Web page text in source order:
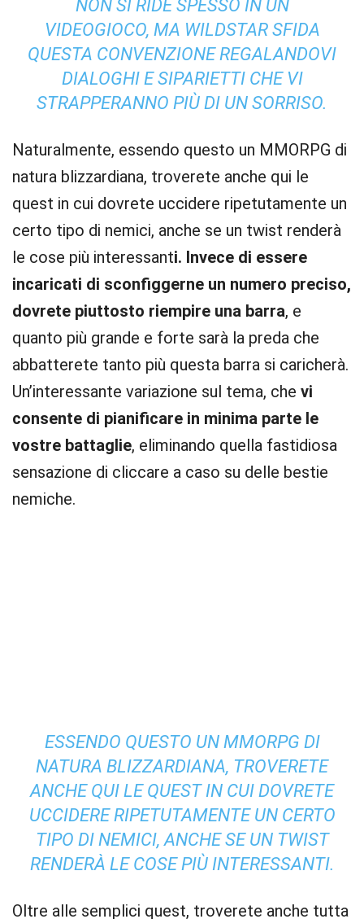
NON SI RIDE SPESSO IN UN
VIDEOGIOCO, MA WILDSTAR SFIDA
QUESTA CONVENZIONE REGALANDOVI
DIALOGHI E SIPARIETTI CHE VI
STRAPPERANNO PIÙ DI UN SORRISO.
Naturalmente, essendo questo un MMORPG di
natura blizzardiana, troverete anche qui le
quest in cui dovrete uccidere ripetutamente un
certo tipo di nemici, anche se un twist renderà
le cose più interessanti. Invece di essere
incaricati di sconfiggerne un numero preciso,
dovrete piuttosto riempire una barra, e
quanto più grande e forte sarà la preda che
abbatterete tanto più questa barra si caricherà.
Un’interessante variazione sul tema, che vi
consente di pianificare in minima parte le
vostre battaglie, eliminando quella fastidiosa
sensazione di cliccare a caso su delle bestie
nemiche.
ESSENDO QUESTO UN MMORPG DI
NATURA BLIZZARDIANA, TROVERETE
ANCHE QUI LE QUEST IN CUI DOVRETE
UCCIDERE RIPETUTAMENTE UN CERTO
TIPO DI NEMICI, ANCHE SE UN TWIST
RENDERÀ LE COSE PIÙ INTERESSANTI.
Oltre alle semplici quest, troverete anche tutta